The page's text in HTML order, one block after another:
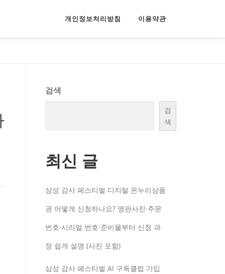
개인정보처리방침 이용약관
검색
검
색
최신 글
삼성 감사 페스티벌 디지털 온누리상품
권 어떻게 신청하나요? 명판사진·주문
번호·시리얼 번호·준비물부터 신청 과
정 쉽게 설명 (사진 포함)
삼성 감사 페스티벌 AI 구독클럽 가입